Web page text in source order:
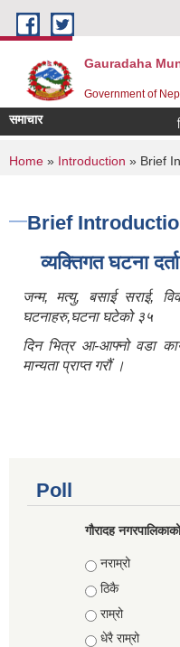
Skip to main content
Gauradaha
Government of
समाचार
You are here
Home » Introduction » Brief
Brief
व्यक्तिगत घटना
जन्म, मत्यु, बसाई सराई,
घटनाहरु,घटना घटेको ३५
दिन भित्र आ-आफ्नो वडा
मान्यता प्राप्त गरौं ।
Poll
गौरादह
Choices
नराम्रो
ठिकै
राम्रो
धेरै राम्रो